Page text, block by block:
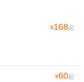
¥168起
¥60起